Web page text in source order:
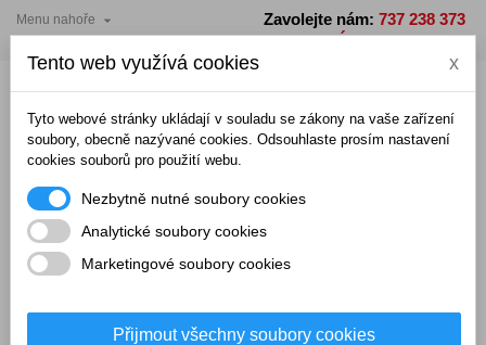
Přidat do seznamu přání ×
add_circle_outline Vytvořit nový seznam
Vytvořit seznam přání ×
Zrušit Vytvořit seznam přání
((modalTitle)) ×
((confirmMessage))
((cancelText))
Přihlásit se ×
Musíte být přihlášení, abyste mohli ukládat produkty do
seznamu přání.
Zrušit Přihlásit se
Menu nahoře  Zavolejte nám: 737 238 373
PO - PÁ: 7 - 15 hodin
0,00 Kč
Tento web využívá cookies x
Tyto webové stránky ukládají v souladu se zákony na vaše zařízení
soubory, obecně nazývané cookies. Odsouhlaste prosím nastavení
cookies souborů pro použití webu.
Nezbytně nutné soubory cookies
Analytické soubory cookies
Marketingové soubory cookies
Přijmout všechny soubory cookies